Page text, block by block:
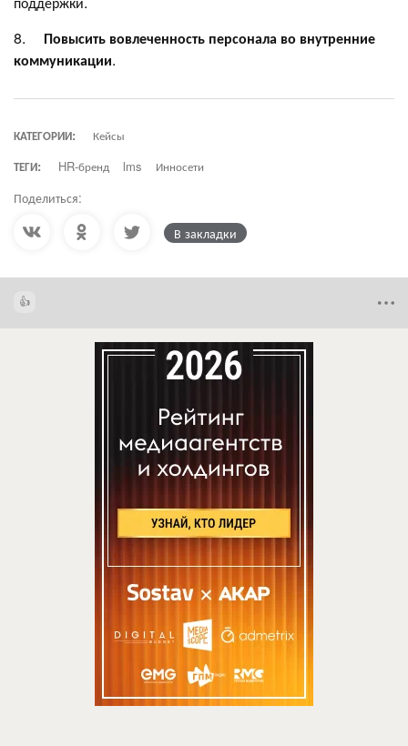
8. Повысить вовлеченность персонала во внутренние
коммуникации.
КАТЕГОРИИ:
Кейсы
ТЕГИ:
HR-бренд lms Инносети
Поделиться:
В закладки